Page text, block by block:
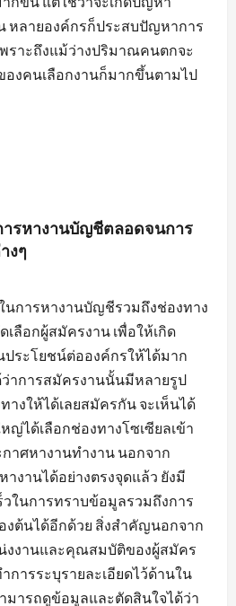
หลายองค์กรก็ประสบปัญหาการ
ราะถึงแม้ว่างปริมาณคนตกจะ
งคนเลือกงานก็มากขึ้นตามไป
ารหางานบัญชีตลอดจนการ
งๆ
นการหางานบัญชีรวมถึงช่องทาง
เลือกผู้สมัครงาน เพื่อให้เกิด
ประโยชน์ต่อองค์กรให้ได้มาก
าการสมัครงานนั้นมีหลายรูป
งให้ได้เลยสมัครกัน จะเห็นได้
ญ่ได้เลือกช่องทางโซเซียลเข้า
าศหางานทำงาน นอกจาก
งานได้อย่างตรงจุดแล้ว ยังมี
วในการทราบข้อมูลรวมถึงการ
งต้นได้อีกด้วย สิ่งสำคัญนอกจาก
งงานและคุณสมบัติของผู้สมัคร
การระบุรายละเอียดไว้ด้านใน
มารถดูข้อมูลและตัดสินใจได้ว่า